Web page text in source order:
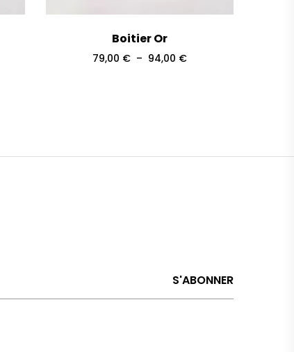
Boitier Or
79,00 € – 94,00 €Plage